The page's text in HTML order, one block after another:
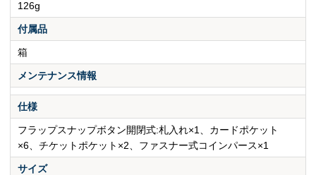
126g
付属品
箱
メンテナンス情報
仕様
フラップスナップボタン開閉式:札入れ×1、カードポケット
×6、チケットポケット×2、ファスナー式コインパース×1
サイズ